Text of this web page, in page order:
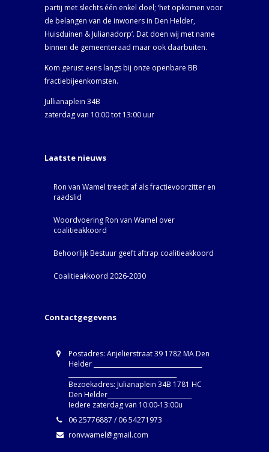
partij met slechts één enkel doel; ‘het opkomen voor
de belangen van de inwoners in Den Helder,
Huisduinen & Julianadorp‘. Dat doen wij met name
binnen de gemeenteraad maar ook daarbuiten.
Kom gerust eens langs bij onze openbare BB
fractiebijeenkomsten.
Jullianaplein 34B
zaterdag van 10:00 tot 13:00 uur
Laatste nieuws
Ron van Wamel treedt af als fractievoorzitter en
raadslid
Woordvoering Ron van Wamel over
coalitieakkoord
Behoorlijk Bestuur geeft aftrap coalitieakkoord
Coalitieakkoord 2026-2030
Contactgegevens
Postadres: Anjelierstraat 39 1782 MA Den
Helder ____________________________________
Bezoekadres: Julianaplein 34B 1781 HC
Den Helder____________________________
Iedere zaterdag van 10:00-13:00u
06 25776887 / 06 54271973
ronvwamel@gmail.com